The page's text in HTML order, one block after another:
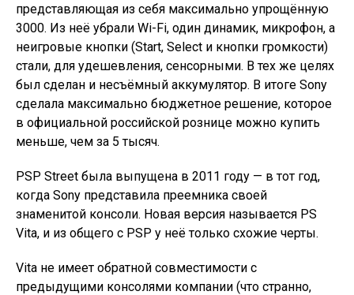
представляющая из себя максимально упрощённую
3000. Из неё убрали Wi-Fi, один динамик, микрофон, а
неигровые кнопки (Start, Select и кнопки громкости)
стали, для удешевления, сенсорными. В тех же целях
был сделан и несъёмный аккумулятор. В итоге Sony
сделала максимально бюджетное решение, которое
в официальной российской рознице можно купить
меньше, чем за 5 тысяч.
PSP Street была выпущена в 2011 году — в тот год,
когда Sony представила преемника своей
знаменитой консоли. Новая версия называется PS
Vita, и из общего с PSP у неё только схожие черты.
Vita не имеет обратной совместимости с
предыдущими консолями компании (что странно,